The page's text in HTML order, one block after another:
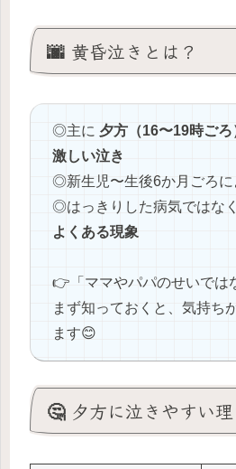
🌆 黄昏泣きとは？
◎主に 夕方（16〜19時ご
激しい泣き
◎新生児〜生後6か月ごろに
◎はっきりした病気ではなく
よくある現象
👉「ママやパパのせいでは
まず知っておくと、気持ち
ます😊
🤔 夕方に泣きやすい理